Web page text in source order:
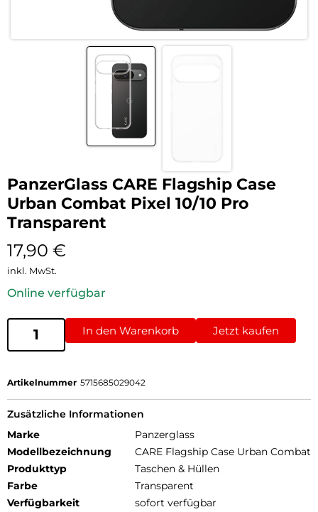
PanzerGlass CARE Flagship Case
Urban Combat Pixel 10/10 Pro
Transparent
17,90 €
inkl. MwSt.
Online verfügbar
In den Warenkorb Jetzt kaufen
Artikelnummer 5715685029042
Zusätzliche Informationen
Marke
Panzerglass
Modellbezeichnung
CARE Flagship Case Urban Combat
Produkttyp
Taschen & Hüllen
Farbe
Transparent
Verfügbarkeit
sofort verfügbar